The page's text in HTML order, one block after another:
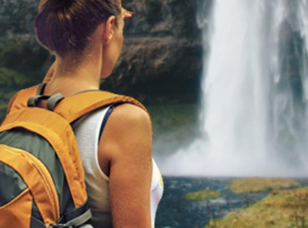
सुरक्षित ठिकाण निवडा
धबधबा पहा आणि
सुरक्षित ठिकाण निवडा